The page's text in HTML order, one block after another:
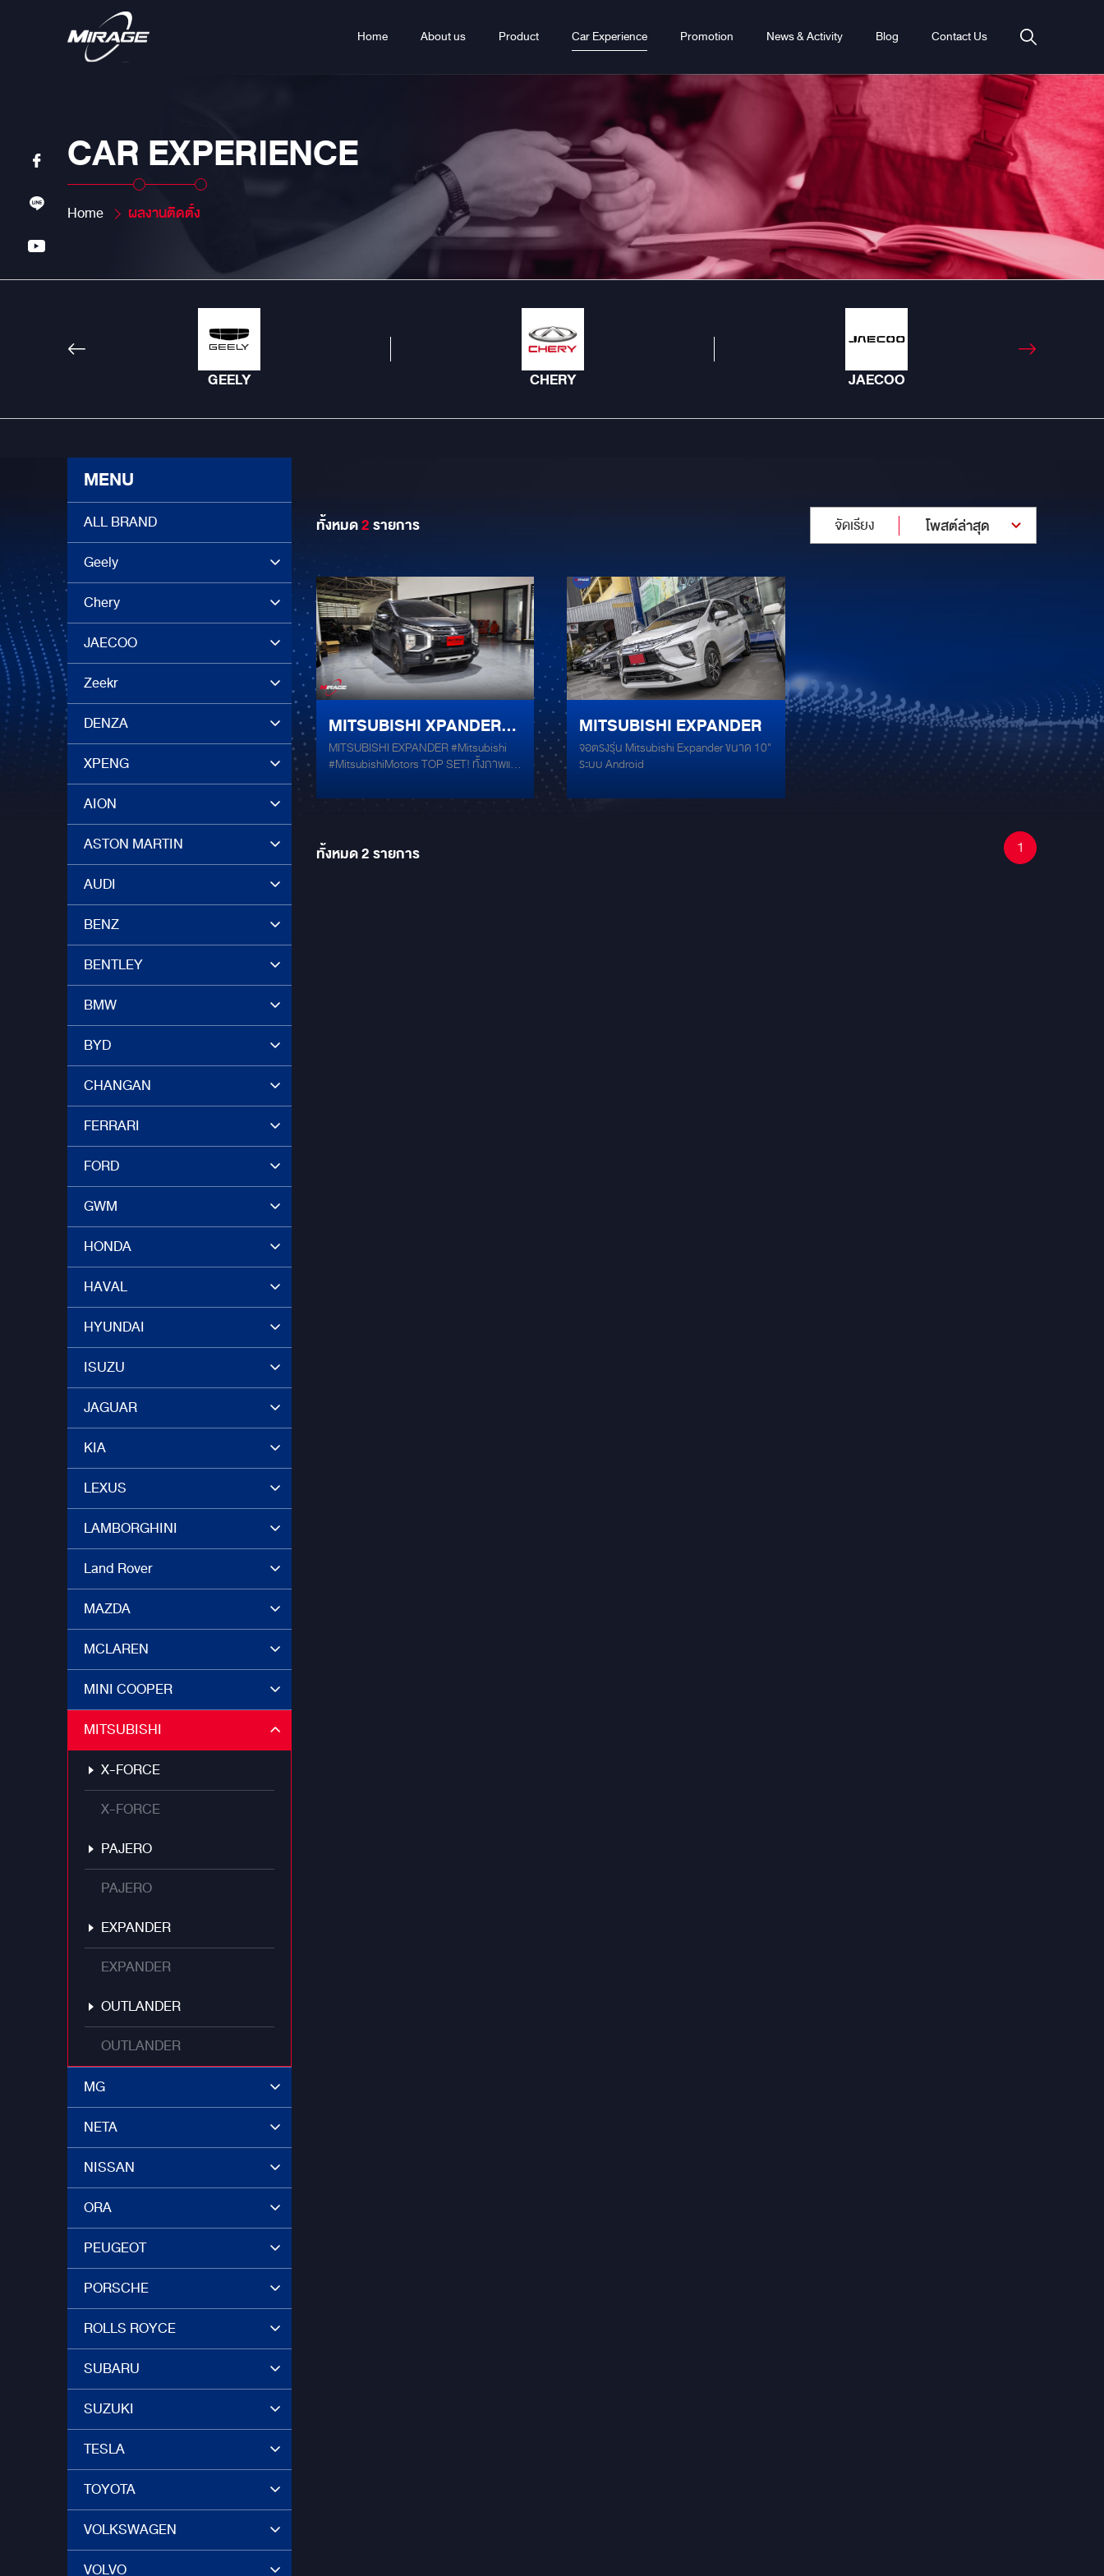
Home About us Product Car Experience Promotion News & Activity Blog Contact Us
CAR EXPERIENCE
Home ผลงานติดตั้ง
GEELY CHERY JAECOO
MENU
ALL BRAND
Geely
Chery
JAECOO
Zeekr
DENZA
XPENG
AION
ASTON MARTIN
AUDI
BENZ
BENTLEY
BMW
BYD
CHANGAN
FERRARI
FORD
GWM
HONDA
HAVAL
HYUNDAI
ISUZU
JAGUAR
KIA
LEXUS
LAMBORGHINI
Land Rover
MAZDA
MCLAREN
MINI COOPER
MITSUBISHI
X-FORCE
X-FORCE
PAJERO
PAJERO
EXPANDER
EXPANDER
OUTLANDER
OUTLANDER
MG
NETA
NISSAN
ORA
PEUGEOT
PORSCHE
ROLLS ROYCE
SUBARU
SUZUKI
TESLA
TOYOTA
VOLKSWAGEN
VOLVO
ทั้งหมด2รายการ จัดเรียง โพสต์ล่าสุด
MITSUBISHI XPANDER
ยกระดับภาพเเบะเสียง ด้วย
ควบคู่ชุดลำโพงพรีเมียมจาก
MITSUBISHI EXPANDER #Mitsubishi
#MitsubishiMotors TOP SET! ทั้งภาพและ
ขนาด 9" ที่มาพร้อมการอัพเกรดชุดลำโพง
ระดับ Front Hi-Res รองรับแอพ TIDAL /
Streaming เพลง ผ่าน Apple Car Play /
MITSUBISHI EXPANDER
จอตรงรุ่น Mitsubishi Expander ขนาด 10"
ระบบ Android
ทั้งหมด2รายการ 1